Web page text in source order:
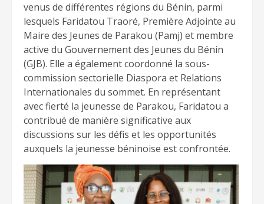
venus de différentes régions du Bénin, parmi
lesquels Faridatou Traoré, Première Adjointe au
Maire des Jeunes de Parakou (Pamj) et membre
active du Gouvernement des Jeunes du Bénin
(GJB). Elle a également coordonné la sous-
commission sectorielle Diaspora et Relations
Internationales du sommet. En représentant
avec fierté la jeunesse de Parakou, Faridatou a
contribué de manière significative aux
discussions sur les défis et les opportunités
auxquels la jeunesse béninoise est confrontée.